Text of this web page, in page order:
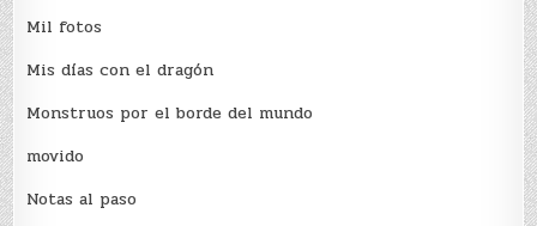
Mil fotos
Mis días con el dragón
Monstruos por el borde del mundo
movido
Notas al paso